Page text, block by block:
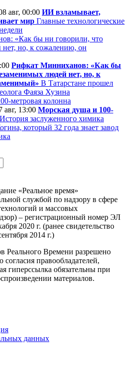
авг, 00:00 ИИ взламывает,
мир Главные технологические
Рифкат Минниханов: «Как бы
людей нет, но, к
В Татарстане прошел
Фаяза Хузина
авг, 13:00 Морская душа и 100-
История заслуженного химика
который 32 года знает завод
«Реальное время»
службой по надзору в сфере
и массовых
– регистрационный номер ЭЛ
2020 г. (ранее свидетельство
2014 г.)
Реального Времени разрешено
согласия правообладателей,
гиперссылка обязательны при
материалов.
данных